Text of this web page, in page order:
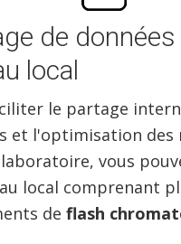
de
local
le partage
et l'optimisation des
vous
local comprenant
de flash